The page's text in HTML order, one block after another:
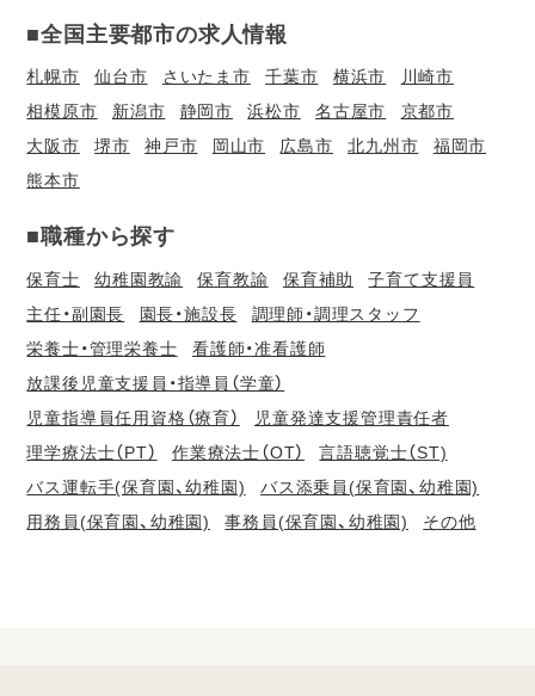
■全国主要都市の求人情報
札幌市 仙台市 さいたま市 千葉市 横浜市
川崎市
相模原市
新潟市 静岡市 浜松市 名古屋市
京都市
大阪市
堺市 神戸市 岡山市 広島市 北九州市
福岡市
熊本市
■職種から探す
保育士 幼稚園教諭 保育教諭 保育補助
子育て支援員
主任・副園長
園長・施設長
調理師・調理スタッフ
栄養士・管理栄養士
看護師・准看護師
放課後児童支援員・指導員（学童）
児童指導員任用資格（療育）
児童発達支援管理責任者
理学療法士（PT）
作業療法士（OT）
言語聴覚士（ST)
バス運転手(保育園、幼稚園)
バス添乗員(保育園、幼稚園)
用務員(保育園、幼稚園)
事務員(保育園、幼稚園) その他